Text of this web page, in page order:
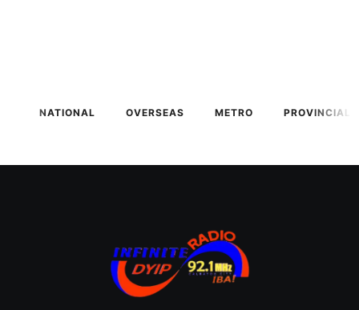
NATIONAL OVERSEAS METRO PROVINCIAL